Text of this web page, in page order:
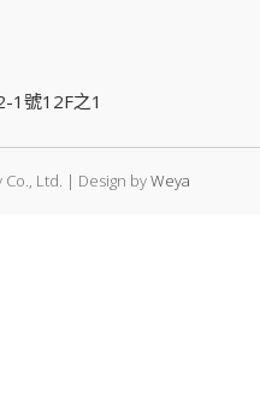
1號12F之1
Ltd. | Design byWeya